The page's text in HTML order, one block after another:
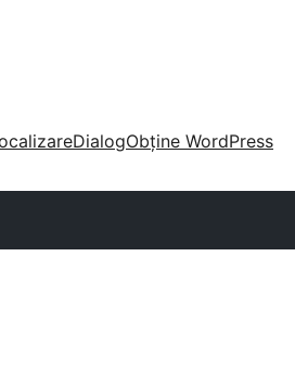
DialogObține WordPress